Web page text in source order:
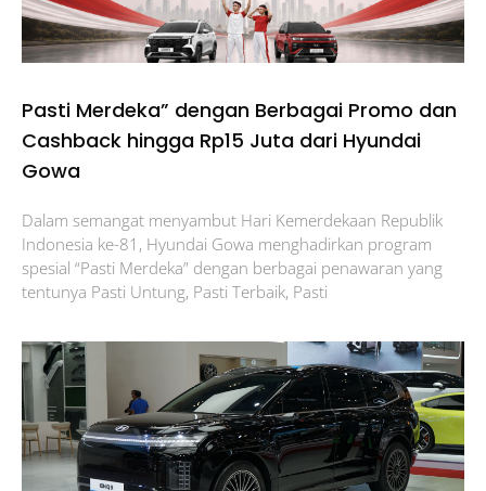
Pasti Merdeka” dengan Berbagai Promo dan
Cashback hingga Rp15 Juta dari Hyundai
Gowa
Dalam semangat menyambut Hari Kemerdekaan Republik
Indonesia ke-81, Hyundai Gowa menghadirkan program
spesial “Pasti Merdeka” dengan berbagai penawaran yang
tentunya Pasti Untung, Pasti Terbaik, Pasti